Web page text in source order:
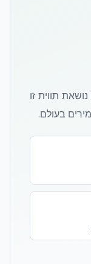
תוכנית Declare של ה-International Living Future Institute היא תווית שקיפות חומרים מהמחמירות בעולם לבנייה בת-קיימא. NUDURA ICF נושאת תווית זו
בעולם.